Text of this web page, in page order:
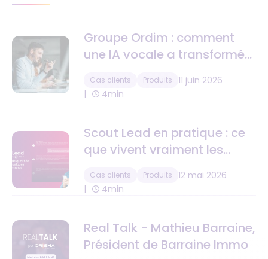
Groupe Ordim : comment
une IA vocale a transformé
agences immobilières
Cas clients Produits
11 juin 2026
4min
Scout Lead en pratique : ce
que vivent vraiment les
un seul lead.
Cas clients Produits
12 mai 2026
4min
Real Talk - Mathieu Barraine,
Président de Barraine Immo